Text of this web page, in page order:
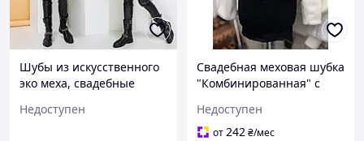
Шубы из искусственного
эко меха, свадебные
Недоступен
Свадебная меховая шубка
"Комбинированная" с
айвори / крем
Недоступен
от242₴/мес